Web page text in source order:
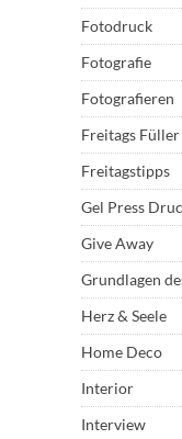
Fotodruck
Fotografie
Fotografieren
Freitags Füller
Freitagstipps
Gel Press
Give Away
Grundlagen
Herz & Seele
Home Deco
Interior
Interview